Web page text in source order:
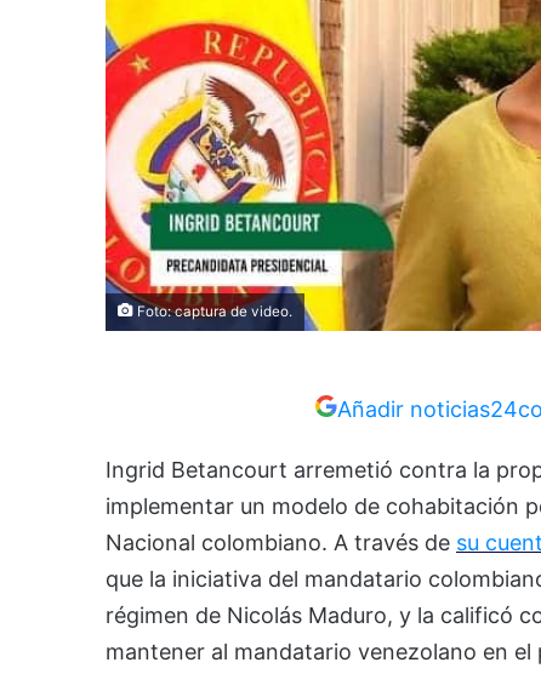
Foto: captura de video.
Añadir
Ingrid Betancourt arremetió contra la
implementar un modelo de cohabitación
Nacional colombiano. A través de su
que la iniciativa del mandatario
régimen de Nicolás Maduro, y la calificó
mantener al mandatario venezolano en el